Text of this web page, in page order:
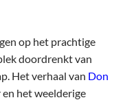
op het prachtige
doordrenkt van
Het verhaal van Don
het weelderige